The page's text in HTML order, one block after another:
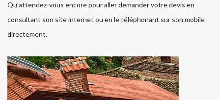
Qu’attendez-vous encore pour aller demander votre devis en
consultant son site internet ou en le téléphonant sur son mobile
directement.